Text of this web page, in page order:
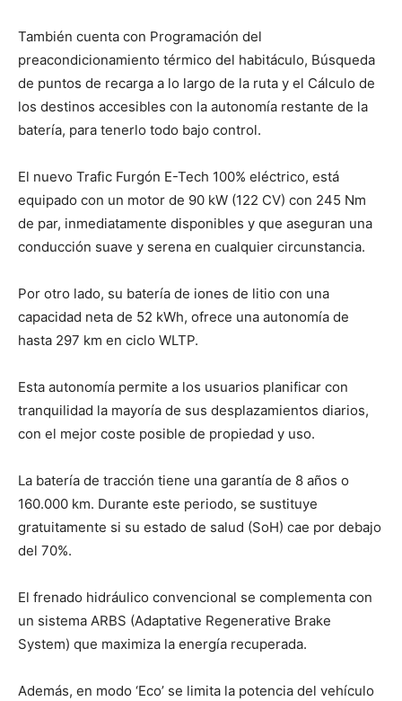
También cuenta con Programación del
preacondicionamiento térmico del habitáculo, Búsqueda
de puntos de recarga a lo largo de la ruta y el Cálculo de
los destinos accesibles con la autonomía restante de la
batería, para tenerlo todo bajo control.
El nuevo Trafic Furgón E-Tech 100% eléctrico, está
equipado con un motor de 90 kW (122 CV) con 245 Nm
de par, inmediatamente disponibles y que aseguran una
conducción suave y serena en cualquier circunstancia.
Por otro lado, su batería de iones de litio con una
capacidad neta de 52 kWh, ofrece una autonomía de
hasta 297 km en ciclo WLTP.
Esta autonomía permite a los usuarios planificar con
tranquilidad la mayoría de sus desplazamientos diarios,
con el mejor coste posible de propiedad y uso.
La batería de tracción tiene una garantía de 8 años o
160.000 km. Durante este periodo, se sustituye
gratuitamente si su estado de salud (SoH) cae por debajo
del 70%.
El frenado hidráulico convencional se complementa con
un sistema ARBS (Adaptative Regenerative Brake
System) que maximiza la energía recuperada.
Además, en modo ‘Eco’ se limita la potencia del vehículo